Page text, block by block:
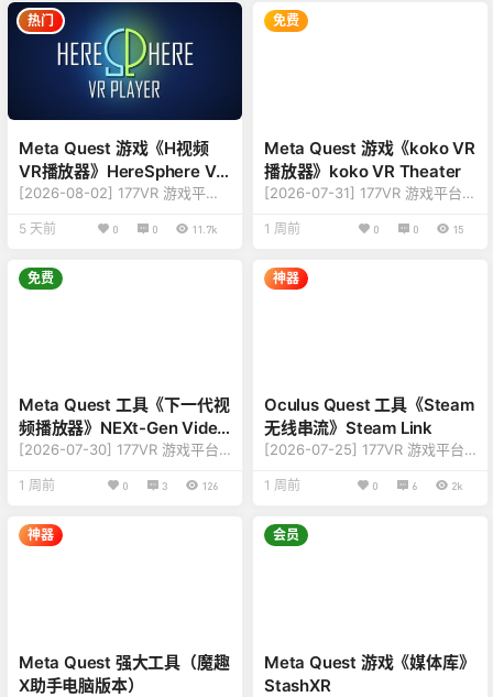
称】：魔趣助手 【类型】：工
具、推荐、管理、效率 【平
台】：iOS系统（ios 15 及以上）
【联机】：单人离线 【大小】：
28MB 【语言】：中文、繁体中
手机版本来啦，功能超级强大的
管理…
魔趣X助手 【类型】：工具、推
荐、管理、效率 【平台】：Ques
语、德语、法语、西班牙…
热门
Meta Quest 游戏《H视频
VR播放器》HereSphere VR
Video Player
[2026-08-02] 177VR 游戏平台
eo Player 版本v0.12.3.30 【版
下说明 【名称】：HereSphere
VR Video Player 【类型】：播
5 天前 0 0 11.7k
免费
Meta Quest 游戏《koko VR
播放器》koko VR Theater
[2026-07-31] 177VR 游戏平台游
v2026.1.9.260109 【名称】：修
说明 【名称】：koko VR Theat
er 【类型】：播放器、免费下载
1 周前 0 0 15
免费
Meta Quest 工具《下一代视
频播放器》NEXt-Gen Video
Player
[2026-07-30] 177VR 游戏平台
ayer 版本v1.1.0.0.195 【版
下说明 【名称】：NEX | NEXt-G
en Video Player 【类型】：播放
1 周前 0 3 126
神器
Oculus Quest 工具《Steam
无线串流》Steam Link
[2026-07-25] 177VR 游戏平台
0.22 【更新】：修复更新内容，
称】：Steam Link 【类型】：串
流、热门、必装、实用、免费下
1 周前 0 6 2k
神器
Meta Quest 强大工具（魔趣
X助手电脑版本）
会员
Meta Quest 游戏《媒体库》
StashXR